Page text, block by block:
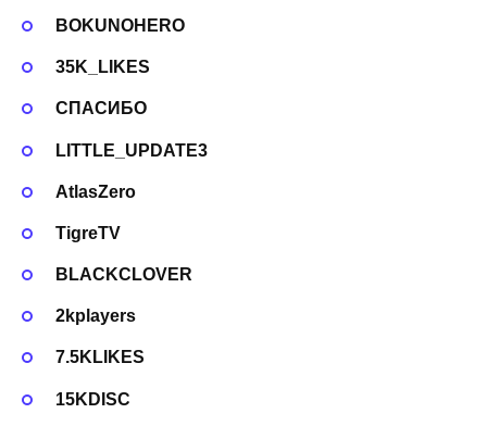
BOKUNOHERO
35K_LIKES
СПАСИБО
LITTLE_UPDATE3
AtlasZero
TigreTV
BLACKCLOVER
2kplayers
7.5KLIKES
15KDISC